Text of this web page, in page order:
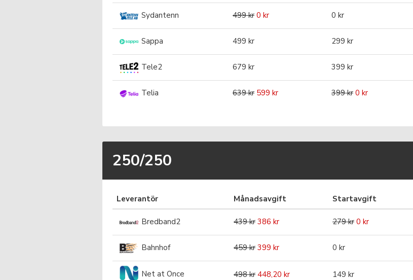
Sydantenn 499 kr 0 kr 0 kr
Sappa 499 kr 299 kr
Tele2 679 kr 399 kr
Telia 639 kr 599 kr 399 kr 0 kr
250/250
Leverantör Månadsavgift Startavgift
Bredband2 439 kr 386 kr 279 kr 0 kr
Bahnhof 459 kr 399 kr 0 kr
Net at Once 498 kr 448,20 kr 149 kr